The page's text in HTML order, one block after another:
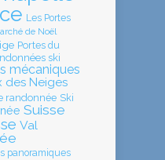
Les Portes
de Noël
Portes du
ski
mécaniques
des Neiges
randonnée Ski
Suisse
Val
panoramiques